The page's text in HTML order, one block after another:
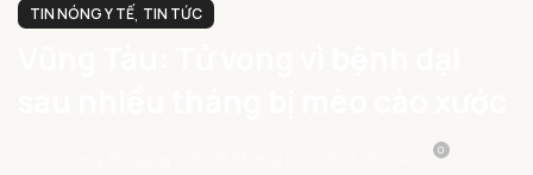
TIN NÓNG Y TẾ, TIN TỨC
0